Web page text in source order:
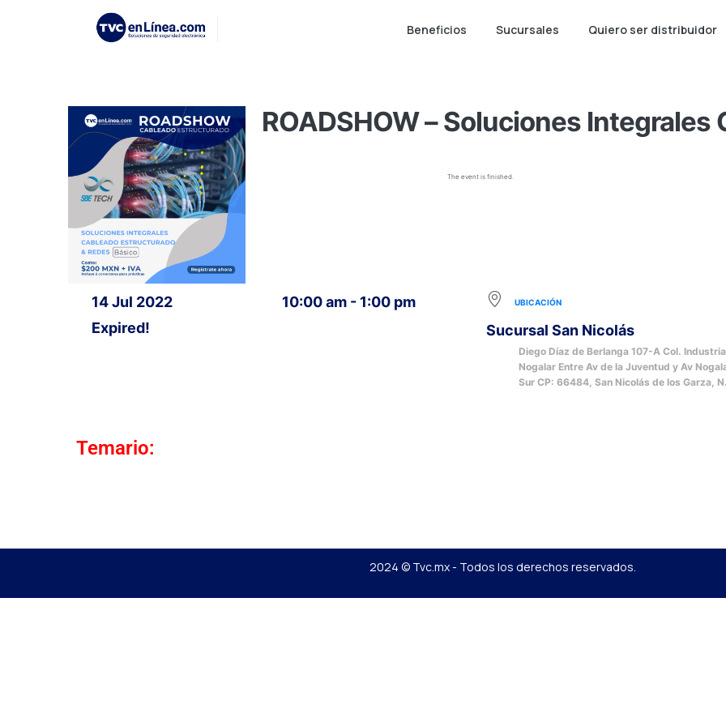
Beneficios Sucursales Quiero ser distribuidor
ROADSHOW – Soluciones
The event is finished.
14 Jul 2022
Expired!
10:00 am - 1:00 pm UBICACIÓN
Sucursal San Nicolás
Diego Díaz de Berlanga 107-A Col.
Nogalar Entre Av de la Juventud y Av
Sur CP: 66484, San Nicolás de los Garza,
Temario:
2024 © Tvc.mx - Todos los derechos reservados.